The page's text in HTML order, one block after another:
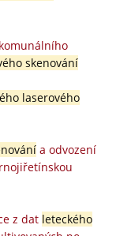
skenování
laserového
a odvození
z dat leteckého